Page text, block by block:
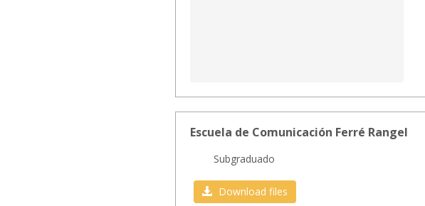
Escuela de Comunicación Ferré Rangel
Subgraduado
Download files